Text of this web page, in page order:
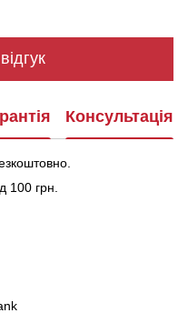
Консультація
100 грн.